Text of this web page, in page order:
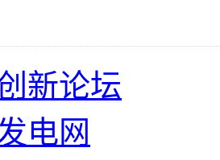
新论坛
电网